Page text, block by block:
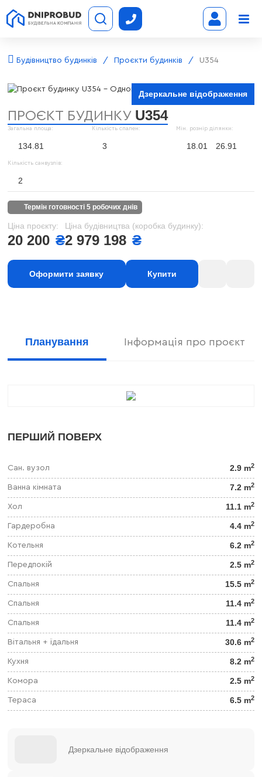
Будівництво будинків Проєкти будинків U354
Дзеркальне відображення
ПРОЄКТ БУДИНКУ U354
Загальна площа:
134.81
Кількість спален:
3
Мін. розмір ділянки:
18.01 26.91
Кількість санвузлів:
2
термін готовності 5 робочих днів
Ціна проєкту:
20 200 ₴
Ціна будівництва (коробка будинку):
2 979 198 ₴
Оформити заявку Купити
Планування Інформація про проєкт
ПЕРШИЙ ПОВЕРХ
Сан. вузол 2.9 m2
Ванна кімната 7.2 m2
Хол 11.1 m2
Гардеробна 4.4 m2
Котельня 6.2 m2
Передпокій 2.5 m2
Спальня 15.5 m2
Спальня 11.4 m2
Спальня 11.4 m2
Вітальня + їдальня 30.6 m2
Кухня 8.2 m2
Комора 2.5 m2
Тераса 6.5 m2
Дзеркальне відображення